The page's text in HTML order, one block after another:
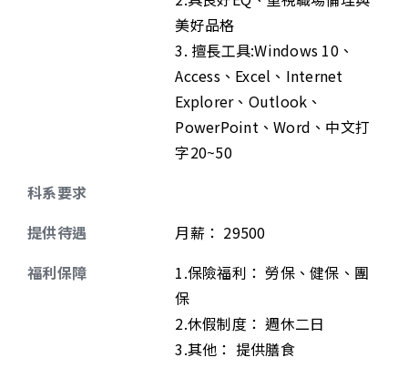
美好品格
3. 擅長工具:Windows 10、
Access、Excel、Internet
Explorer、Outlook、
PowerPoint、Word、中文打
字20~50
科系要求
提供待遇
月薪： 29500
福利保障
1.保險福利： 勞保、健保、團
保
2.休假制度： 週休二日
3.其他： 提供膳食